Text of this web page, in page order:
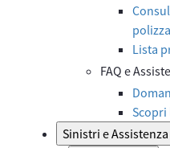
polizza
Lista
FAQ e
Scopri
Sinistri e Assistenza